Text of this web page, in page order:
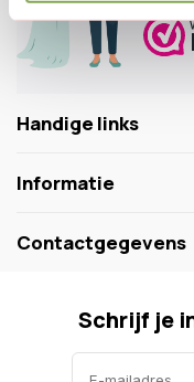
Handige links
Informatie
Contactgegevens
Schrijf je